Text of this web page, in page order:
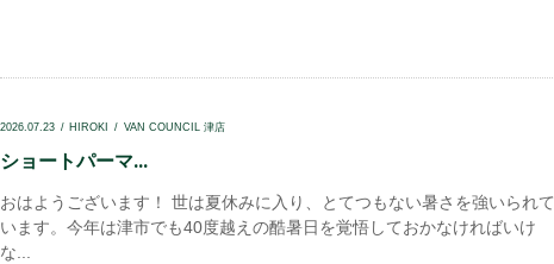
2026.07.23 HIROKI VAN COUNCIL 津店
ショートパーマ...
おはようございます！ 世は夏休みに入り、とてつもない暑さを強いられて
います。今年は津市でも40度越えの酷暑日を覚悟しておかなければいけ
な...